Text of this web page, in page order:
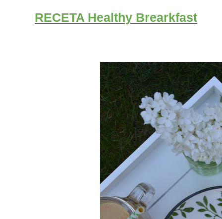
RECETA Healthy Brearkfast